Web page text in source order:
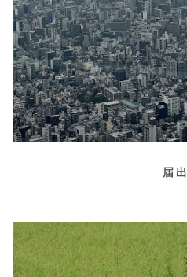
届出